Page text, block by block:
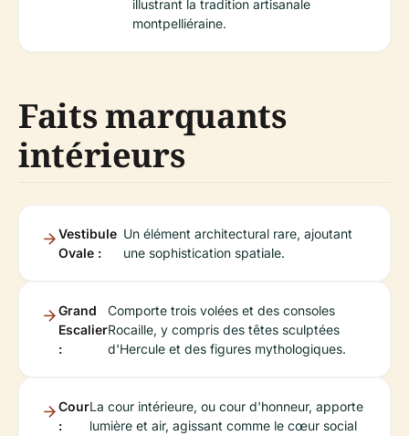
illustrant la tradition artisanale
montpelliéraine.
Faits marquants
intérieurs
Vestibule
Ovale :
Un élément architectural rare, ajoutant
une sophistication spatiale.
Grand
Escalier
:
Comporte trois volées et des consoles
Rocaille, y compris des têtes sculptées
d'Hercule et des figures mythologiques.
Cour
:
La cour intérieure, ou cour d'honneur, apporte
lumière et air, agissant comme le cœur social